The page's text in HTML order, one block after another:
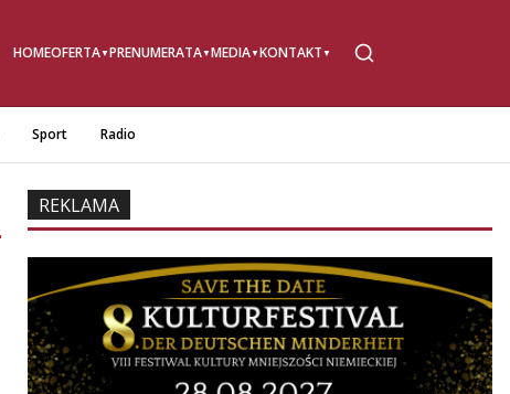
HOMEOFERTA PRENUMERATA MEDIA KONTAKT
Sport Radio
REKLAMA